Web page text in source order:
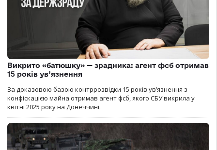
Викрито «батюшку» — зрадника: агент фсб отримав
15 років ув’язнення
За доказовою базою контррозвідки 15 років увʼязнення з
конфіскацією майна отримав агент фсб, якого СБУ викрила у
квітні 2025 року на Донеччині.